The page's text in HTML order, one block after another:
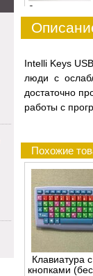
0
Intelli Keys
люди с
достаточно
работы с
Похожие
Клавиатура
кнопками